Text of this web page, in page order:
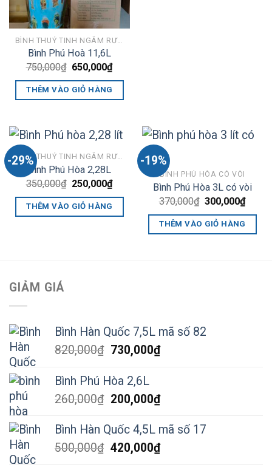
BÌNH THUỶ TINH NGÂM RƯỢU PHÚ HOÀ
Bình Phú Hoà 11,6L
750,000₫ Giá
là:
750,000₫.
650,000₫Giá
THÊM VÀO GIỎ HÀNG
-29% BÌNH THUỶ TINH NGÂM RƯỢU PHÚ HOÀ
Bình Phú Hòa 2,28L
350,000₫ Giá
là:
350,000₫.
250,000₫Giá
THÊM VÀO GIỎ HÀNG
-19%
BÌNH PHÚ HÒA CÓ VÒI
Bình Phú Hòa 3L có vòi
370,000₫ Giá
là:
370,000₫.
300,000₫Giá
THÊM VÀO GIỎ HÀNG
GIẢM GIÁ
Bình Hàn Quốc 7,5L mã số 82
820,000₫ Giá
là:
820,000₫.
730,000₫Giá
là:
730,000₫.
Bình Phú Hòa 2,6L
260,000₫ Giá
là:
260,000₫.
200,000₫Giá
tại
là:
Bình Hàn Quốc 4,5L mã số 17
500,000₫ Giá
420,000₫Giá